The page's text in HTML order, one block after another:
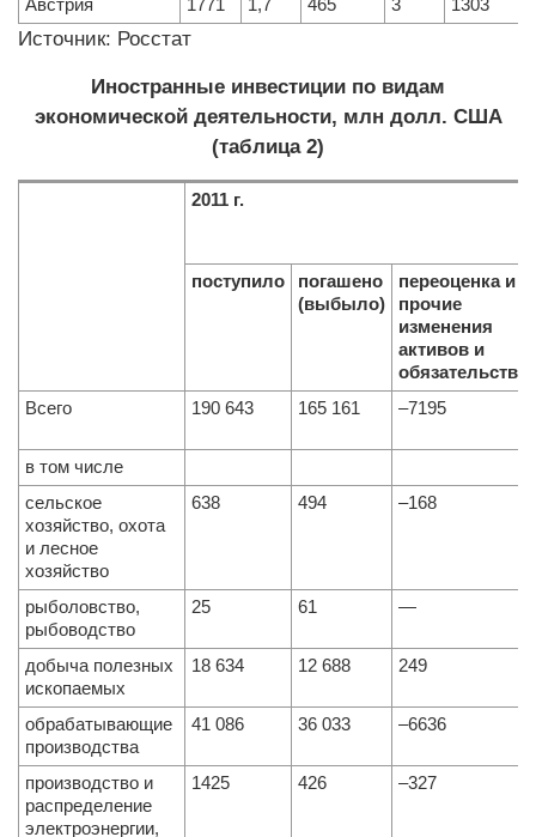
Австрия
1771 1,7 465 3 1303
Источник: Росстат
Иностранные инвестиции по видам
экономической деятельности, млн долл. США
(таблица 2)
2011 г.
поступило
погашено
(выбыло)
переоценка и
прочие
изменения
активов и
обязательств
Всего 190 643 165 161 –7195
в том числе
сельское
хозяйство, охота
и лесное
хозяйство
638 494 –168
рыболовство,
рыбоводство
25 61 —
добыча полезных
ископаемых
18 634 12 688 249
обрабатывающие
производства
41 086 36 033 –6636
производство и
распределение
электроэнергии,
1425 426 –327